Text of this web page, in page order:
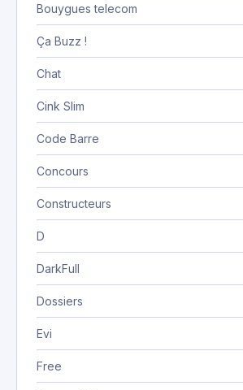
Bouygues telecom
Ça Buzz !
Chat
Cink Slim
Code Barre
Concours
Constructeurs
D
DarkFull
Dossiers
Evi
Free